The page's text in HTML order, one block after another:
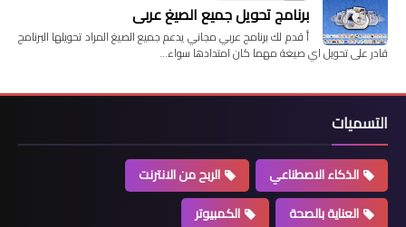
برنامج تحويل جميع الصيغ عربي
أ قدم لك برنامج عربي مجاني يدعم جميع الصيغ المراد تحويلها البرنامج
قادر على تحويل اي صيغة مهما كان امتدادها سواء…
التسميات
الذكاء الاصطناعي
الربح من الانترنت
العناية بالصحة
الكمبيوتر